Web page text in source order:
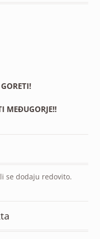
MEĐUGORJE!!
se dodaju redovito.